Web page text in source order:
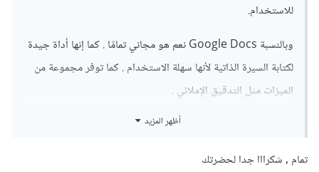
للاستخدام.
وبالنسبة Google Docs نعم هو مجاني تمامًا . كما إنها أداة جيدة
لكتابة السيرة الذاتية لأنها سهلة الاستخدام . كما توفر مجموعة من
الميزات مثل التدقيق الإملائي .
أظهر المزيد
تمام , شكرااا جدا لحضرتك